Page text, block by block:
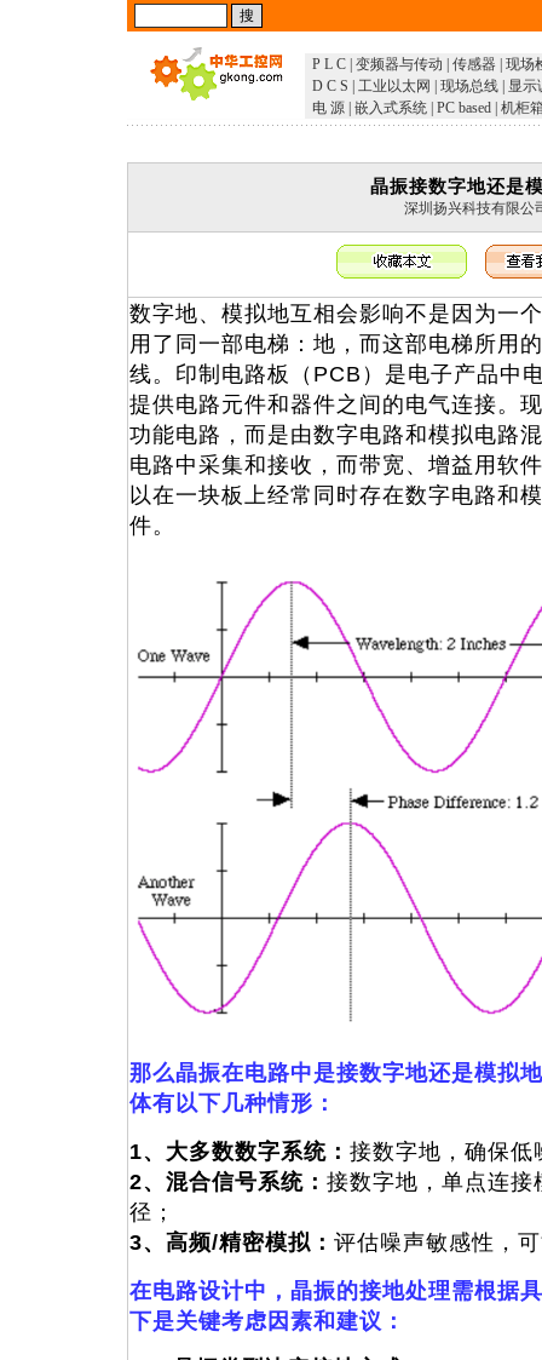
P L C 变频器与传动 传感器 现场
D C S
工业以太网 现场总线
显示
电 源 嵌入式系统 PC based 机柜
晶振接数字地还是
深圳扬兴科技有限公
数字地、模拟地互相会影响不是因为一
用了同一部电梯：地，而这部电梯所用
线。印制电路板（PCB）是电子产品中
提供电路元件和器件之间的电气连接。
功能电路，而是由数字电路和模拟电路
电路中采集和接收，而带宽、增益用软
以在一块板上经常同时存在数字电路和
件。
那么晶振在电路中是接数字地还是模拟
体有以下几种情形：
1、大多数数字系统： 接数字地，确保低
2、混合信号系统： 接数字地，单点连
径；
3、高频/精密模拟： 评估噪声敏感性，
在电路设计中，晶振的接地处理需根据
下是关键考虑因素和建议：